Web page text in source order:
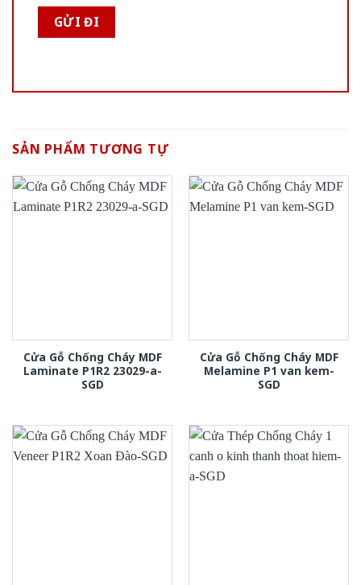
SẢN PHẨM TƯƠNG TỰ
Cửa Gỗ Chống Cháy MDF
Laminate P1R2 23029-a-
SGD
Cửa Gỗ Chống Cháy MDF
Melamine P1 van kem-
SGD